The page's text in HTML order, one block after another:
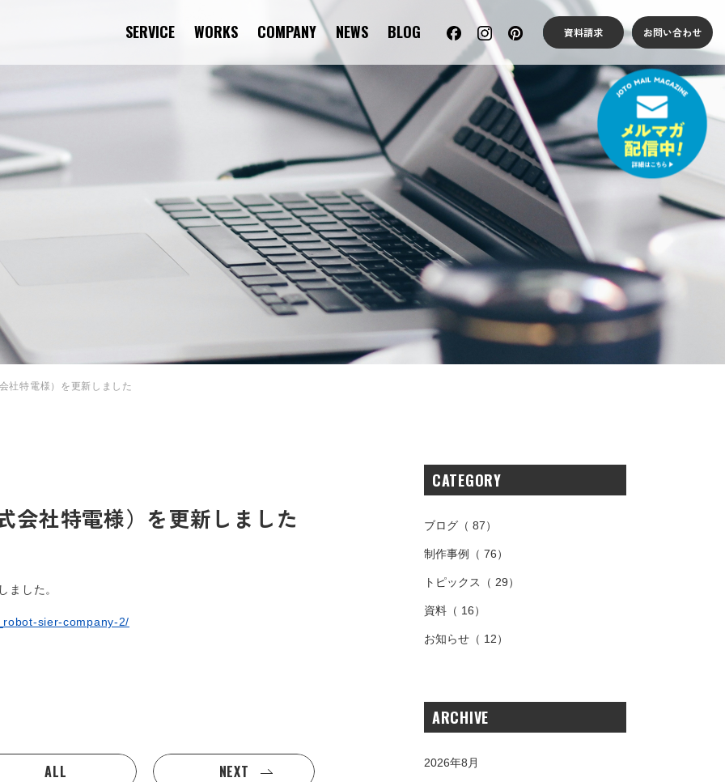
SERVICE WORKS COMPANY NEWS BLOG 資料請求 お問い合わせ
社特電様）を更新しました
会社特電様）を更新しました
ました。
sier-company-2/
ALL NEXT
CATEGORY
ブログ （ 87）
制作事例 （ 76）
トピックス （ 29）
資料 （ 16）
お知らせ （ 12）
ARCHIVE
2026年8月